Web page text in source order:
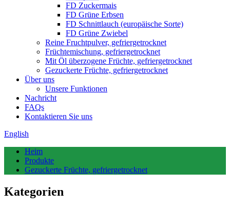
FD Zuckermais
FD Grüne Erbsen
FD Schnittlauch (europäische Sorte)
FD Grüne Zwiebel
Reine Fruchtpulver, gefriergetrocknet
Früchtemischung, gefriergetrocknet
Mit Öl überzogene Früchte, gefriergetrocknet
Gezuckerte Früchte, gefriergetrocknet
Über uns
Unsere Funktionen
Nachricht
FAQs
Kontaktieren Sie uns
English
Heim
Produkte
Gezuckerte Früchte, gefriergetrocknet
Kategorien